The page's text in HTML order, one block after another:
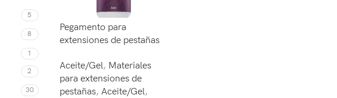
5
8
1
2
30
Pegamento para
extensiones de pestañas
Aceite/Gel, Materiales
para extensiones de
pestañas, Aceite/Gel,